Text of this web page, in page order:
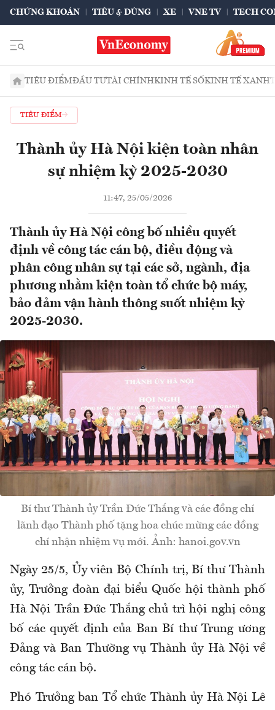
CHỨNG KHOÁN TIÊU & DÙNG XE VNE TV TECH
TIÊU ĐIỂMĐẦU TƯTÀI CHÍNHKINH TẾ SỐKINH TẾ XANH
TIÊU ĐIỂM
Thành ủy Hà Nội kiện toàn nhân
sự nhiệm kỳ 2025-2030
11:47, 25/05/2026
Thành ủy Hà Nội công bố nhiều quyết
định về công tác cán bộ, điều động và
phân công nhân sự tại các sở, ngành, địa
phương nhằm kiện toàn tổ chức bộ máy,
bảo đảm vận hành thông suốt nhiệm kỳ
2025-2030.
Bí thư Thành ủy Trần Đức Thắng và các đồng chí
lãnh đạo Thành phố tặng hoa chúc mừng các đồng
chí nhận nhiệm vụ mới. Ảnh: hanoi.gov.vn
Ngày 25/5, Ủy viên Bộ Chính trị, Bí thư Thành
ủy, Trưởng đoàn đại biểu Quốc hội thành phố
Hà Nội Trần Đức Thắng chủ trì hội nghị công
bố các quyết định của Ban Bí thư Trung ương
Đảng và Ban Thường vụ Thành ủy Hà Nội về
công tác cán bộ.
Phó Trưởng ban Tổ chức Thành ủy Hà Nội Lê